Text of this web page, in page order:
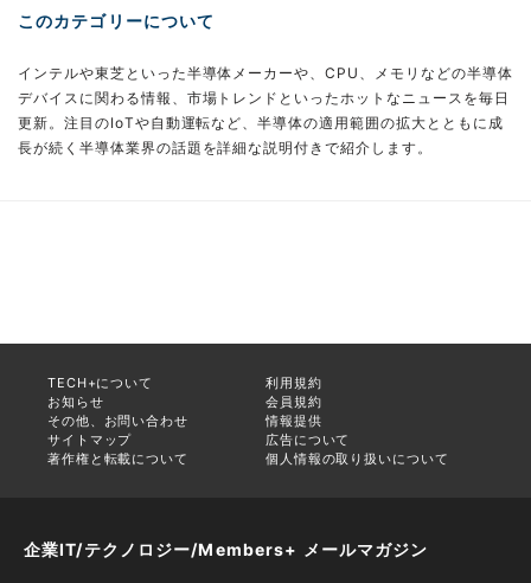
このカテゴリーについて
インテルや東芝といった半導体メーカーや、CPU、メモリなどの半導体
デバイスに関わる情報、市場トレンドといったホットなニュースを毎日
更新。注目のIoTや自動運転など、半導体の適用範囲の拡大とともに成
長が続く半導体業界の話題を詳細な説明付きで紹介します。
TECH+について
利用規約
お知らせ
会員規約
その他、お問い合わせ
情報提供
サイトマップ
広告について
著作権と転載について
個人情報の取り扱いについて
企業IT/テクノロジー/Members+ メールマガジン